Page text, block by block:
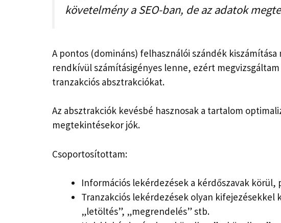
követelmény a SEO-ban, de az adatok
A pontos (domináns) felhasználói szándék kiszámítása
rendkívül számításigényes lenne, ezért
tranzakciós absztrakciókat.
Az absztrakciók kevésbé hasznosak a tartalom
megtekintésekor jók.
Csoportosítottam:
Információs lekérdezések a kérdőszavak
Tranzakciós lekérdezések olyan kifejezésekkel
„letöltés”, „megrendelés” stb.